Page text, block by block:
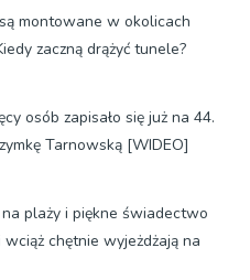
montowane w okolicach
zaczną drążyć tunele?
osób zapisało się już na 44.
Tarnowską [WIDEO]
plaży i piękne świadectwo
wciąż chętnie wyjeżdżają na